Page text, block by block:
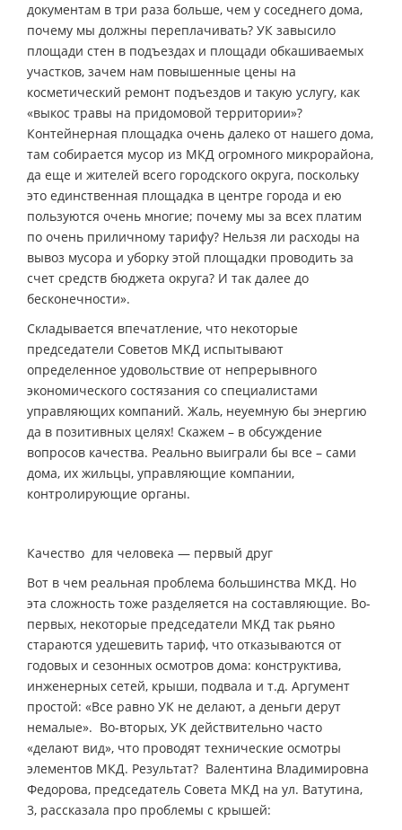
документам в три раза больше, чем у соседнего дома,
почему мы должны переплачивать? УК завысило
площади стен в подъездах и площади обкашиваемых
участков, зачем нам повышенные цены на
косметический ремонт подъездов и такую услугу, как
«выкос травы на придомовой территории»?
Контейнерная площадка очень далеко от нашего дома,
там собирается мусор из МКД огромного микрорайона,
да еще и жителей всего городского округа, поскольку
это единственная площадка в центре города и ею
пользуются очень многие; почему мы за всех платим
по очень приличному тарифу? Нельзя ли расходы на
вывоз мусора и уборку этой площадки проводить за
счет средств бюджета округа? И так далее до
бесконечности».
Складывается впечатление, что некоторые
председатели Советов МКД испытывают
определенное удовольствие от непрерывного
экономического состязания со специалистами
управляющих компаний. Жаль, неуемную бы энергию
да в позитивных целях! Скажем – в обсуждение
вопросов качества. Реально выиграли бы все – сами
дома, их жильцы, управляющие компании,
контролирующие органы.
Качество для человека — первый друг
Вот в чем реальная проблема большинства МКД. Но
эта сложность тоже разделяется на составляющие. Во-
первых, некоторые председатели МКД так рьяно
стараются удешевить тариф, что отказываются от
годовых и сезонных осмотров дома: конструктива,
инженерных сетей, крыши, подвала и т.д. Аргумент
простой: «Все равно УК не делают, а деньги дерут
немалые». Во-вторых, УК действительно часто
«делают вид», что проводят технические осмотры
элементов МКД. Результат? Валентина Владимировна
Федорова, председатель Совета МКД на ул. Ватутина,
3, рассказала про проблемы с крышей: